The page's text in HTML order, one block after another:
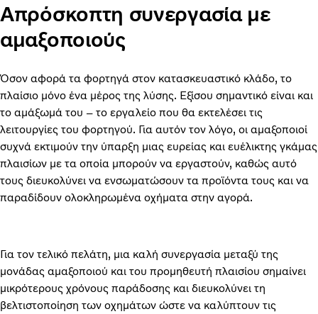
Απρόσκοπτη συνεργασία με
αμαξοποιούς
Όσον αφορά τα φορτηγά στον κατασκευαστικό κλάδο, το
πλαίσιο μόνο ένα μέρος της λύσης. Εξίσου σημαντικό είναι και
το αμάξωμά του – το εργαλείο που θα εκτελέσει τις
λειτουργίες του φορτηγού. Για αυτόν τον λόγο, οι αμαξοποιοί
συχνά εκτιμούν την ύπαρξη μιας ευρείας και ευέλικτης γκάμας
πλαισίων με τα οποία μπορούν να εργαστούν, καθώς αυτό
τους διευκολύνει να ενσωματώσουν τα προϊόντα τους και να
παραδίδουν ολοκληρωμένα οχήματα στην αγορά.
Για τον τελικό πελάτη, μια καλή συνεργασία μεταξύ της
μονάδας αμαξοποιού και του προμηθευτή πλαισίου σημαίνει
μικρότερους χρόνους παράδοσης και διευκολύνει τη
βελτιστοποίηση των οχημάτων ώστε να καλύπτουν τις